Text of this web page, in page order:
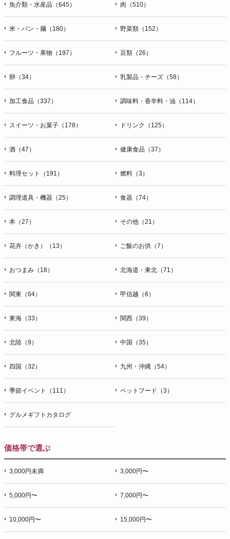
魚介類・水産品（645） 肉（510）
米・パン・麺（180） 野菜類（152）
フルーツ・果物（197） 豆類（26）
卵（34） 乳製品・チーズ（58）
加工食品（337） 調味料・香辛料・油（114）
スイーツ・お菓子（178） ドリンク（125）
酒（47） 健康食品（37）
料理セット（191） 燃料（3）
調理道具・機器（25） 食器（74）
本（27） その他（21）
花卉（かき）（13） ご飯のお供（7）
おつまみ（18） 北海道・東北（71）
関東（64） 甲信越（6）
東海（33） 関西（39）
北陸（9） 中国（35）
四国（32） 九州・沖縄（54）
季節イベント（111） ペットフード（3）
グルメギフトカタログ
価格帯で選ぶ
3,000円未満 3,000円〜
5,000円〜 7,000円〜
10,000円〜 15,000円〜